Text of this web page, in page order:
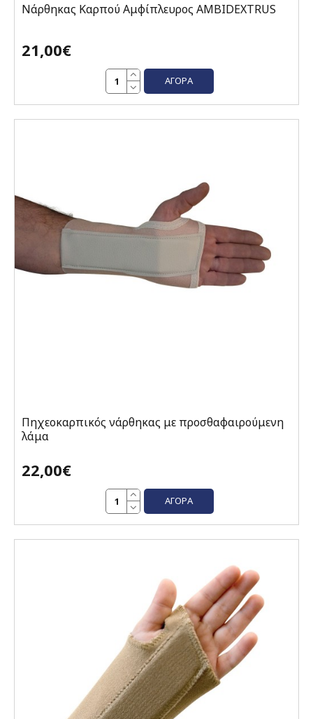
Νάρθηκας Καρπού Αμφίπλευρος AMBIDEXTRUS
21,00€
ΑΓΟΡΆ
Πηχεοκαρπικός νάρθηκας με προσθαφαιρούμενη
λάμα
22,00€
ΑΓΟΡΆ